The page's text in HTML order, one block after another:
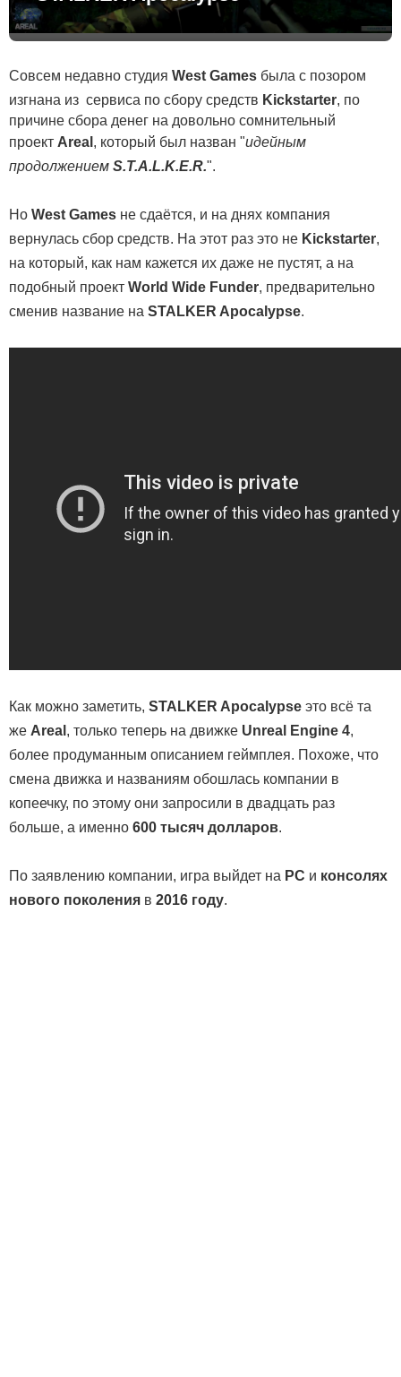
Совсем недавно студия West Games была с позором
изгнана из сервиса по сбору средств Kickstarter, по
причине сбора денег на довольно сомнительный
проект Areal , который был назван "идейным
продолжением S.T.A.L.K.E.R.".
Но West Games не сдаётся, и на днях компания
вернулась сбор средств. На этот раз это не Kickstarter,
на который, как нам кажется их даже не пустят, а на
подобный проект World Wide Funder, предварительно
сменив название на STALKER Apocalypse.
Как можно заметить, STALKER Apocalypse это всё та
же Areal , только теперь на движке Unreal Engine 4,
более продуманным описанием геймплея. Похоже, что
смена движка и названиям обошлась компании в
копеечку, по этому они запросили в двадцать раз
больше, а именно 600 тысяч долларов.
По заявлению компании, игра выйдет на PC и консолях
нового поколения в 2016 году.